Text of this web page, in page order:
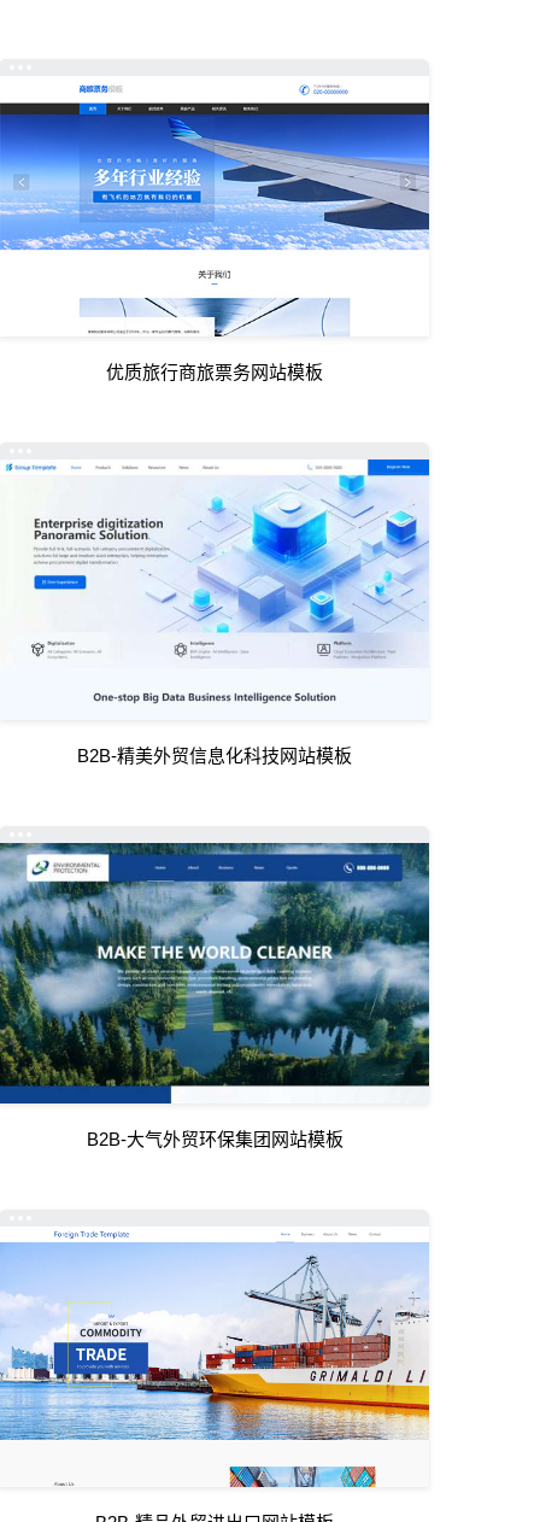
优质旅行商旅票务网站模板
B2B-精美外贸信息化科技网站模板
B2B-大气外贸环保集团网站模板